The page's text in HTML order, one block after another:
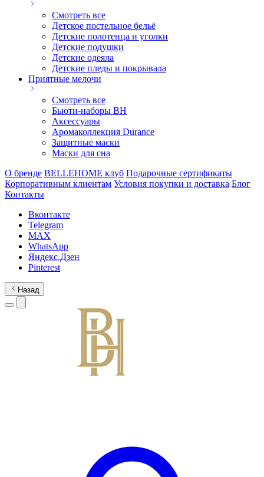
Смотреть все
Детское постельное бельё
Детские полотенца и уголки
Детские подушки
Детские одеяла
Детские пледы и покрывала
Приятные мелочи
Смотреть все
Бьюти-наборы ВН
Аксессуары
Аромаколлекция Durance
Защитные маски
Маски для сна
О бренде BELLEHOME клуб Подарочные сертификаты
Корпоративным клиентам Условия покупки и доставка Блог
Контакты
Вконтакте
Telegram
MAX
WhatsApp
Яндекс.Дзен
Pinterest
Назад